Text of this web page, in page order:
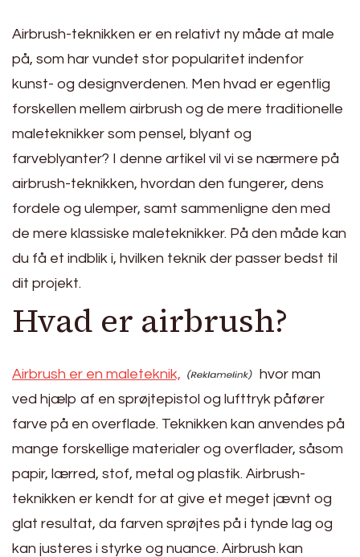
Airbrush-teknikken er en relativt ny måde at male
på, som har vundet stor popularitet indenfor
kunst- og designverdenen. Men hvad er egentlig
forskellen mellem airbrush og de mere traditionelle
maleteknikker som pensel, blyant og
farveblyanter? I denne artikel vil vi se nærmere på
airbrush-teknikken, hvordan den fungerer, dens
fordele og ulemper, samt sammenligne den med
de mere klassiske maleteknikker. På den måde kan
du få et indblik i, hvilken teknik der passer bedst til
dit projekt.
Hvad er airbrush?
Airbrush er en maleteknik,
hvor man
ved hjælp af en sprøjtepistol og lufttryk påfører
farve på en overflade. Teknikken kan anvendes på
mange forskellige materialer og overflader, såsom
papir, lærred, stof, metal og plastik. Airbrush-
teknikken er kendt for at give et meget jævnt og
glat resultat, da farven sprøjtes på i tynde lag og
kan justeres i styrke og nuance. Airbrush kan